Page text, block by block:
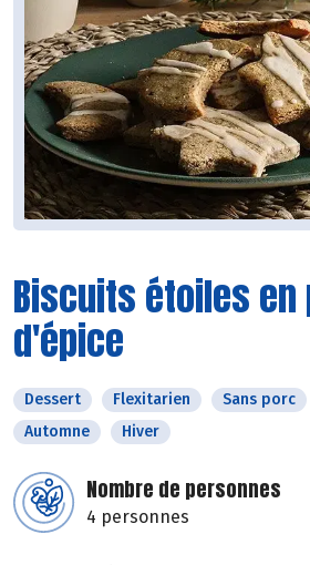
Biscuits étoiles en
d'épice
Dessert Flexitarien Sans porc
Automne
Hiver
Nombre de personnes
4 personnes